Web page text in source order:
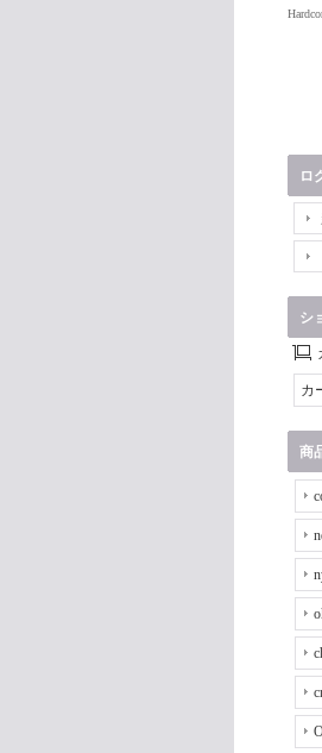
ロ
シ
カ
商